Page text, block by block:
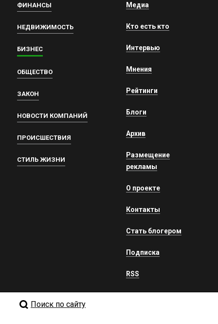
ФИНАНСЫ
НЕДВИЖИМОСТЬ
БИЗНЕС
ОБЩЕСТВО
ЗАКОН
НОВОСТИ КОМПАНИЙ
ПРОИСШЕСТВИЯ
СТИЛЬ ЖИЗНИ
Медиа
Кто есть кто
Интервью
Мнения
Рейтинги
Блоги
Архив
Размещение
рекламы
О проекте
Контакты
Стать блогером
Подписка
RSS
Поиск по сайту